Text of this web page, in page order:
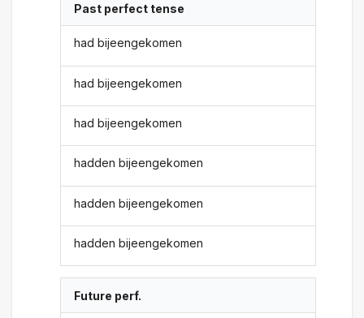
Past perfect tense
had bijeengekomen
had bijeengekomen
had bijeengekomen
hadden bijeengekomen
hadden bijeengekomen
hadden bijeengekomen
Future perf.